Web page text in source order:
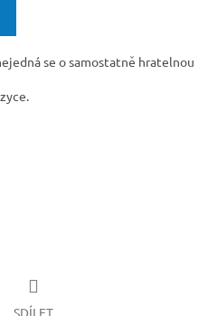
se o samostatně hratelnou
SDÍLET